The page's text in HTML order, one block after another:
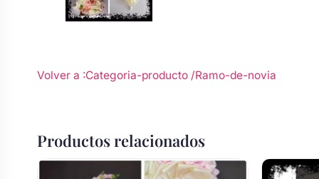
Volver a :Categoria-producto /Ramo-de-novia
Productos relacionados